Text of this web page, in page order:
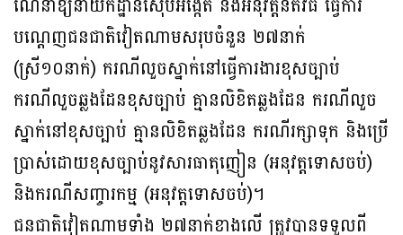
បណ្តេញជនជាតិវៀតណាមសរុបចំនួន ២៧នាក់
(ស្រី១០នាក់) ករណីលួចស្នាក់នៅធ្វើការងារខុសច្បាប់
ករណីលួចឆ្លងដែនខុសច្បាប់ គ្មានលិខិតឆ្លងដែន ករណីលួច
ស្នាក់នៅខុសច្បាប់ គ្មានលិខិតឆ្លងដែន ករណីរក្សាទុក និងប្រើ
ប្រាស់ដោយខុសច្បាប់នូវសារធាតុញៀន (អនុវត្តទោសចប់)
និងករណីសញ្ចារកម្ម (អនុវត្តទោសចប់)។
ជនជាតិវៀតណាមទាំង ២៧នាក់ខាងលើ ត្រូវបានទទួលពី